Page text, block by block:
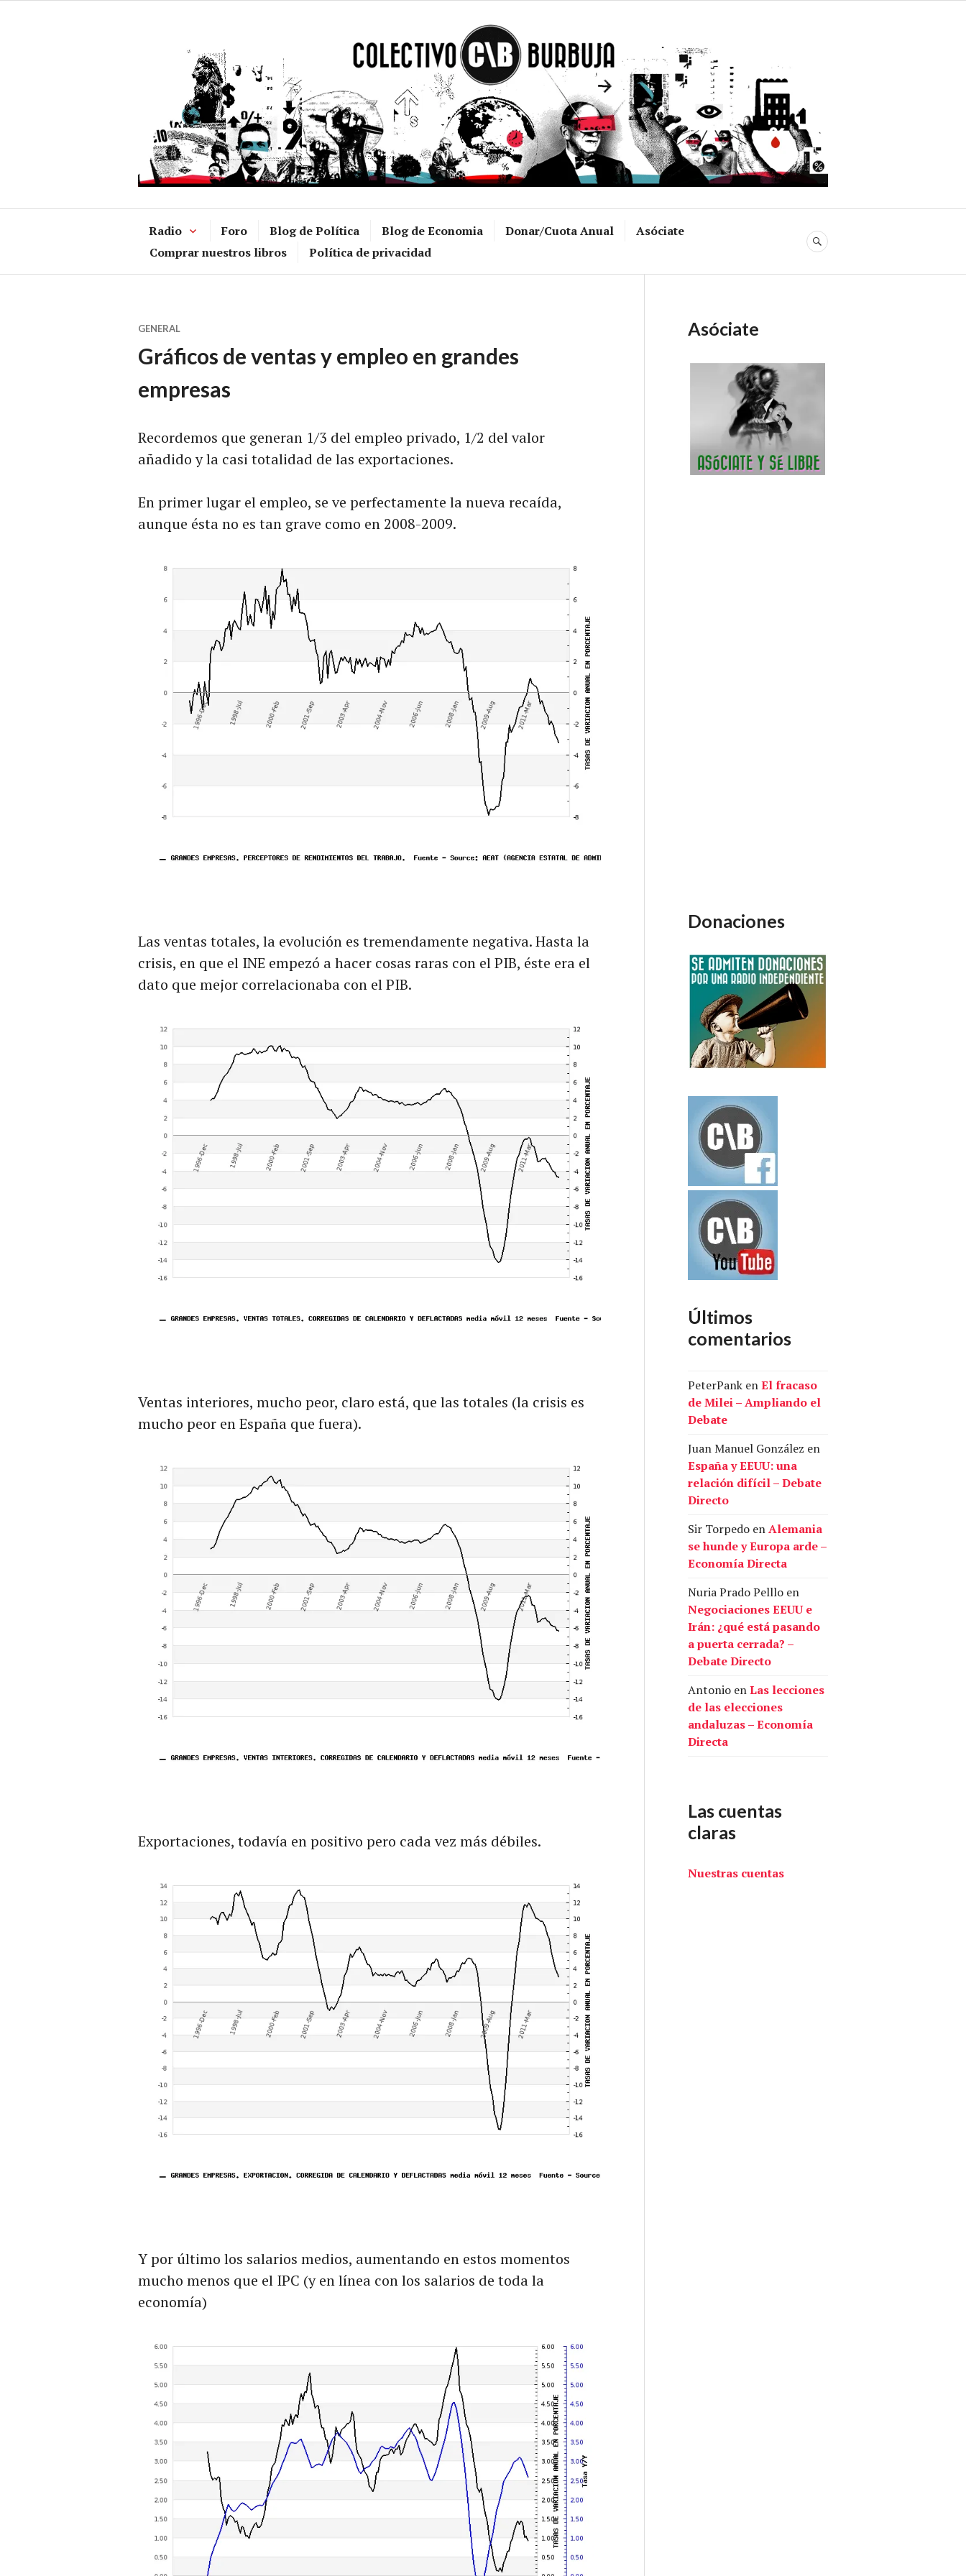
Radio Foro Blog de Política Blog de Economia Donar/Cuota Anual
Asóciate
Comprar nuestros libros
Política de privacidad
BUSCAR
GENERAL
Gráficos de ventas y empleo en grandes
empresas
Recordemos que generan 1/3 del empleo privado, 1/2 del valor
añadido y la casi totalidad de las exportaciones.
En primer lugar el empleo, se ve perfectamente la nueva recaída,
aunque ésta no es tan grave como en 2008-2009.
Las ventas totales, la evolución es tremendamente negativa. Hasta la
crisis, en que el INE empezó a hacer cosas raras con el PIB, éste era el
dato que mejor correlacionaba con el PIB.
Ventas interiores, mucho peor, claro está, que las totales (la crisis es
mucho peor en España que fuera).
Exportaciones, todavía en positivo pero cada vez más débiles.
Y por último los salarios medios, aumentando en estos momentos
mucho menos que el IPC (y en línea con los salarios de toda la
economía)
Asóciate
Donaciones
Últimos
comentarios
PeterPank enEl fracaso
de Milei – Ampliando el
Debate
Juan Manuel González en
España y EEUU: una
relación difícil – Debate
Directo
Sir Torpedo enAlemania
se hunde y Europa arde –
Economía Directa
Nuria Prado Pelllo en
Negociaciones EEUU e
Irán: ¿qué está pasando
a puerta cerrada? –
Debate Directo
Antonio enLas lecciones
de las elecciones
andaluzas – Economía
Directa
Las cuentas
claras
Nuestras cuentas